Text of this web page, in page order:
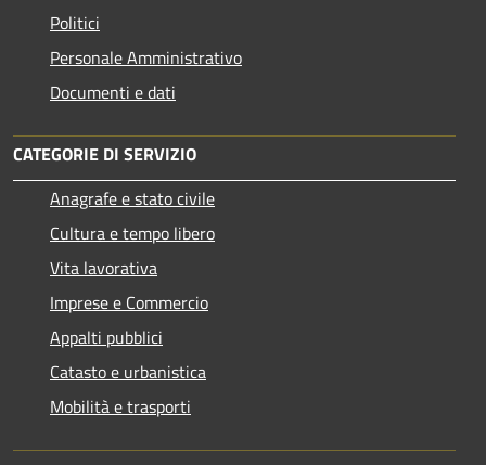
Politici
Personale Amministrativo
Documenti e dati
CATEGORIE DI SERVIZIO
Anagrafe e stato civile
Cultura e tempo libero
Vita lavorativa
Imprese e Commercio
Appalti pubblici
Catasto e urbanistica
Mobilità e trasporti